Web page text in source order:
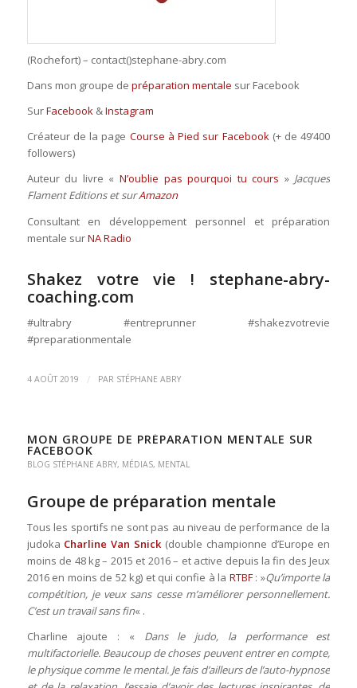
(Rochefort) – contact()stephane-abry.com
Dans mon groupe de préparation mentale sur Facebook
SurFacebook&Instagram
Créateur de la page Course à Pied sur Facebook(+ de 49’400
followers)
Auteur du livre « N’oublie pas pourquoi tu cours » Jacques
Flament Editions et surAmazon
Consultant en développement personnel et préparation
mentale surNA Radio
Shakez votre vie ! stephane-abry-
coaching.com
#ultrabry #entreprunner #shakezvotrevie
#preparationmentale
4 AOÛT 2019 / PAR STÉPHANE ABRY
MON GROUPE DE PRÉPARATION MENTALE SUR
FACEBOOK
BLOG STÉPHANE ABRY, MÉDIAS, MENTAL
Groupe de préparation mentale
Tous les sportifs ne sont pas au niveau de performance de la
judoka Charline Van Snick (double championne d’Europe en
moins de 48 kg – 2015 et 2016 – et active depuis la fin des Jeux
2016 en moins de 52 kg) et qui confie à la RTBF: »Qu’importe la
compétition, je veux sans cesse m’améliorer personnellement.
C’est un travail sans fin« .
Charline ajoute : « Dans le judo, la performance est
multifactorielle. Beaucoup de choses peuvent entrer en compte,
le physique comme le mental. Je fais d’ailleurs de l’auto-hypnose